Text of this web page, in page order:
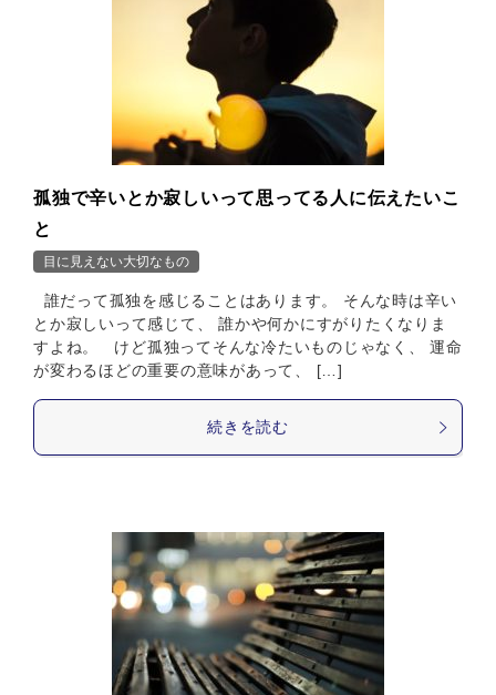
孤独で辛いとか寂しいって思ってる人に伝えたいこ
と
目に見えない大切なもの
誰だって孤独を感じることはあります。 そんな時は辛い
とか寂しいって感じて、 誰かや何かにすがりたくなりま
すよね。 けど孤独ってそんな冷たいものじゃなく、 運命
が変わるほどの重要の意味があって、 […]
続きを読む